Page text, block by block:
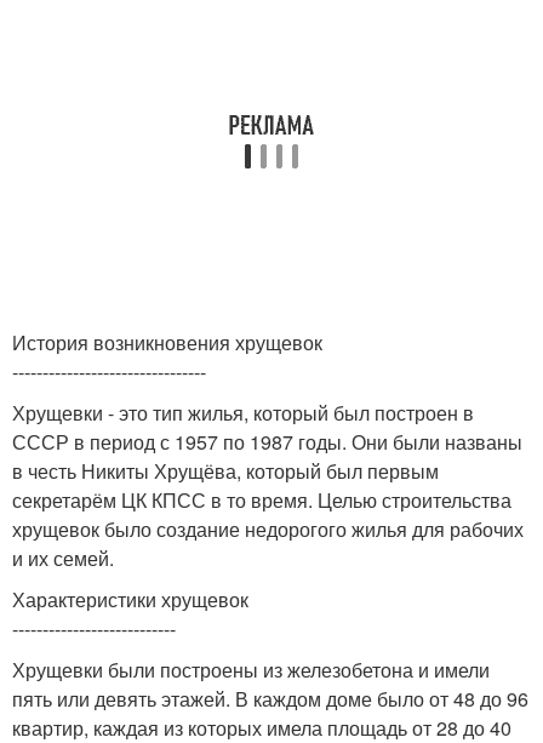
История возникновения хрущевок
--------------------------------
Хрущевки - это тип жилья, который был построен в
СССР в период с 1957 по 1987 годы. Они были названы
в честь Никиты Хрущёва, который был первым
секретарём ЦК КПСС в то время. Целью строительства
хрущевок было создание недорогого жилья для рабочих
и их семей.
Характеристики хрущевок
---------------------------
Хрущевки были построены из железобетона и имели
пять или девять этажей. В каждом доме было от 48 до 96
квартир, каждая из которых имела площадь от 28 до 40